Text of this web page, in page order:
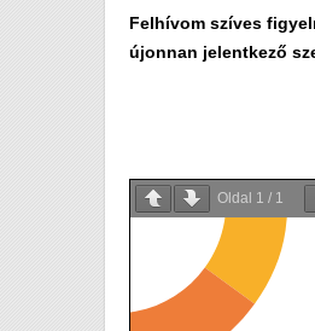
Felhívom szíves
újonnan jelentkező
Oldal 1 / 1